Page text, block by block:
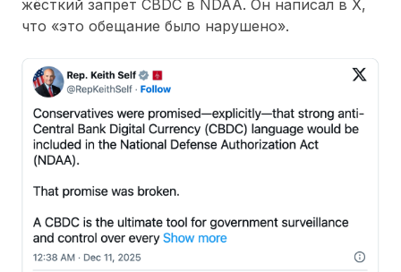
жёсткий запрет CBDC в NDAA. Он написал в X,
что «это обещание было нарушено».